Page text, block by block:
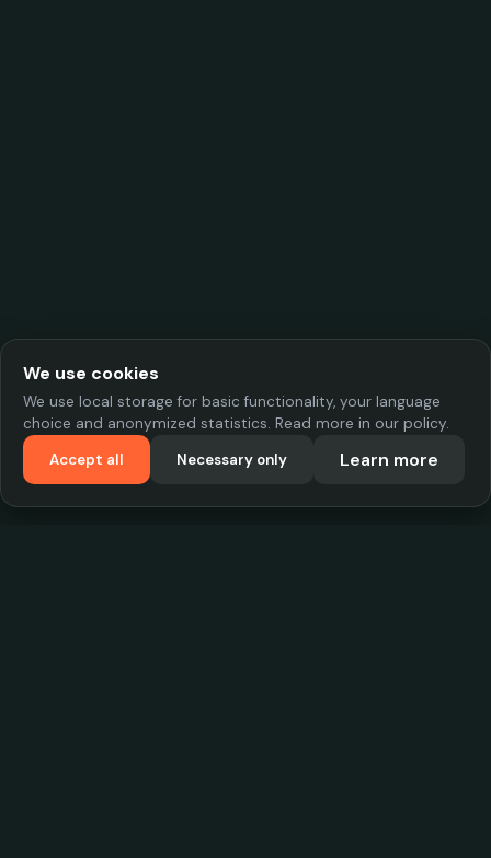
We use cookies
We use local storage for basic functionality, your language
choice and anonymized statistics. Read more in our policy.
Accept all
Necessary only Learn more